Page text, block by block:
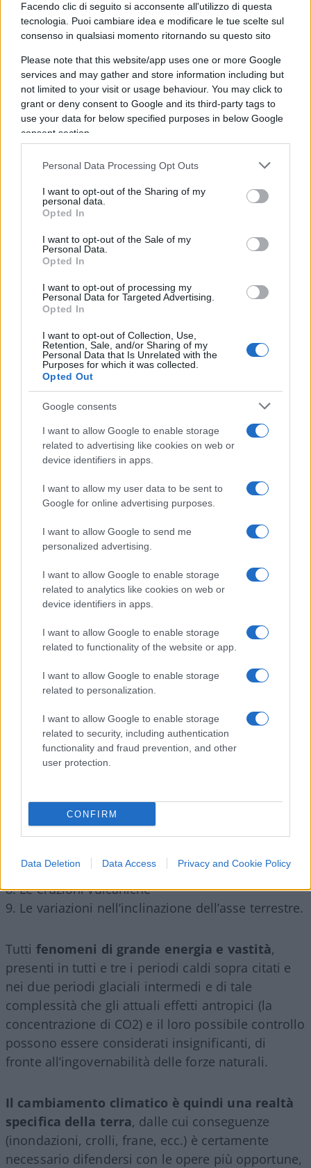
Facendo clic di seguito si acconsente all'utilizzo di questa
tecnologia. Puoi cambiare idea e modificare le tue scelte sul
consenso in qualsiasi momento ritornando su questo sito
Please note that this website/app uses one or more Google
services and may gather and store information including but
not limited to your visit or usage behaviour. You may click to
grant or deny consent to Google and its third-party tags to
use your data for below specified purposes in below Google
consent section.
Personal Data Processing Opt Outs
I want to opt-out of the Sharing of my
personal data.
Opted In
I want to opt-out of the Sale of my
Personal Data.
Opted In
I want to opt-out of processing my
Personal Data for Targeted Advertising.
Opted In
I want to opt-out of Collection, Use,
Retention, Sale, and/or Sharing of my
Personal Data that Is Unrelated with the
Purposes for which it was collected.
Opted Out
Google consents
I want to allow Google to enable storage
related to advertising like cookies on web or
device identifiers in apps.
I want to allow my user data to be sent to
Google for online advertising purposes.
I want to allow Google to send me
personalized advertising.
I want to allow Google to enable storage
related to analytics like cookies on web or
device identifiers in apps.
I want to allow Google to enable storage
related to functionality of the website or app.
I want to allow Google to enable storage
related to personalization.
I want to allow Google to enable storage
related to security, including authentication
functionality and fraud prevention, and other
user protection.
CONFIRM
Data Deletion Data Access Privacy and Cookie Policy
meteorologici, che sono validi su intervalli di
tempo brevi, con gli effetti climatici che si
evolvono in modo molto più complesso.
confusione tra meteo e climaè spesso propria
di molti media dell’informazione e può causare
malintesi.
Ad esempio (v. ibidem), l’aumento e la
diminuzione di neve e ghiaccio nelle calotte
piattaforme polari, derivano da fenomeni locali e
di breve termine che riguardano principalmente la
superficie visibile dei corpi di ghiaccio, mentre
fenomeni a lungo termine riguardano il loro
Calderone (Gran Sasso), che si ritirano da decenni,
mantengono comunque uno spessore di oltre 25
metri sotto un ampio e spesso strato di detriti
rocciosi. Le variazioni e le estensioni delle calotte
polarioscillano in modo del tutto naturale
superficie nel breve termine e in profondità in
quello lungo. Lo hanno sempre fatto prima delle
emissioni di CO2 nell’atmosfera e dipendono da
forze naturali incontrollabili.
La CO2 e il Clima
L’esame di carote di alberi e di suolo ha
dimostrato che sia nei periodi di riscaldamento
bassi termici, di frequenza e durata talora alte e
talora basse.
In assenza del fenomeno CO2 essi non potettero
interazioni tra atmosfera e oceani, prodotto da
forze naturali al di fuori del controllo umano di
cui, tra le maggiori, troviamo:
1. La Corrente del Golfo
4. L’oscillazione opposta La (Nigna)
5. Le alterazioni dei sistemi monsonici
7. L’attività del sole
8. Le eruzioni vulcaniche
9. Le variazioni nell’inclinazione dell’asse terrestre.
Tutti fenomeni di grande energia e vastità,
presenti in tutti e tre i periodi caldi sopra citati e
nei due periodi glaciali intermedi e di tale
complessità che gli attuali effetti antropici (la
concentrazione di CO2) e il loro possibile controllo
possono essere considerati insignificanti, di
fronte all’ingovernabilità delle forze naturali.
Il cambiamento climatico è quindi una realtà
specifica della terra, dalle cui conseguenze
(inondazioni, crolli, frane, ecc.) è certamente
necessario difendersi con le opere più opportune,